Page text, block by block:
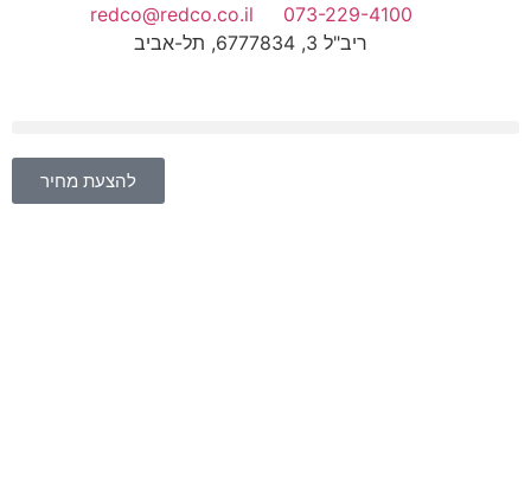
073-229-4100
redco@redco.co.il
ריב"ל 3, 6777834, תל-אביב
להצעת מחיר